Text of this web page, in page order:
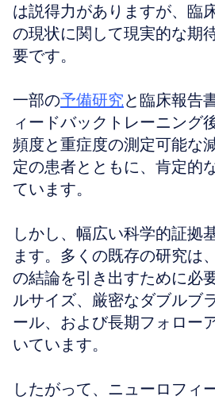
は説得力がありますが、臨
の現状に関して現実的な期
要です。
一部の予備研究と臨床報告
ィードバックトレーニング
頻度と重症度の測定可能な
定の患者とともに、肯定的
ています。
しかし、幅広い科学的証拠
ます。多くの既存の研究は
の結論を引き出すために必
ルサイズ、厳密なダブルブ
ール、および長期フォロー
いています。
したがって、ニューロフィ